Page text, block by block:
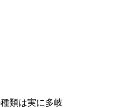
類は実に多岐